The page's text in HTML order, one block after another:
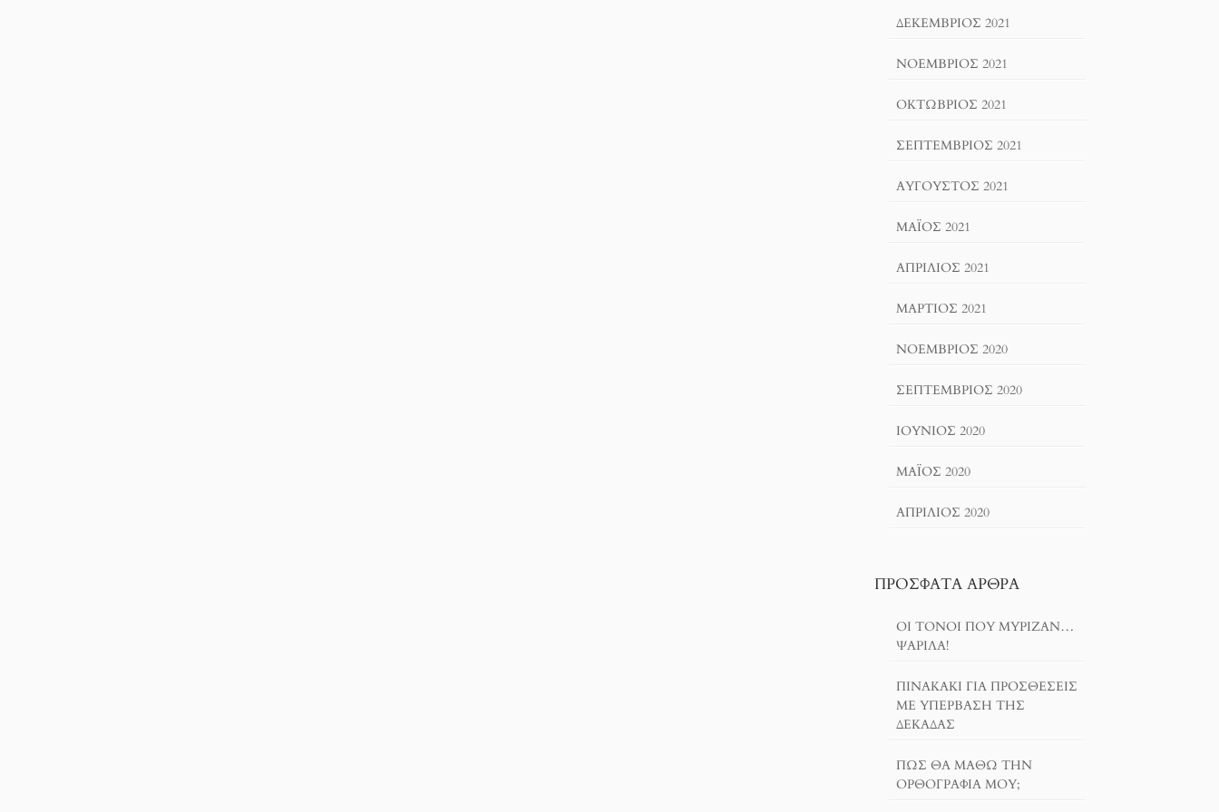
ΔΕΚΈΜΒΡΙΟΣ 2021
ΝΟΈΜΒΡΙΟΣ 2021
ΟΚΤΏΒΡΙΟΣ 2021
ΣΕΠΤΈΜΒΡΙΟΣ 2021
ΑΎΓΟΥΣΤΟΣ 2021
ΜΆΙΟΣ 2021
ΑΠΡΊΛΙΟΣ 2021
ΜΆΡΤΙΟΣ 2021
ΝΟΈΜΒΡΙΟΣ 2020
ΣΕΠΤΈΜΒΡΙΟΣ 2020
ΙΟΎΝΙΟΣ 2020
ΜΆΙΟΣ 2020
ΑΠΡΊΛΙΟΣ 2020
ΠΡΌΣΦΑΤΑ ΆΡΘΡΑ
ΟΙ ΤΌΝΟΙ ΠΟΥ ΜΎΡΙΖΑΝ…
ΨΑΡΊΛΑ!
ΠΙΝΑΚΆΚΙ ΓΙΑ ΠΡΟΣΘΈΣΕΙΣ
ΜΕ ΥΠΈΡΒΑΣΗ ΤΗΣ
ΔΕΚΆΔΑΣ
ΠΏΣ ΘΑ ΜΆΘΩ ΤΗΝ
ΟΡΘΟΓΡΑΦΊΑ ΜΟΥ;